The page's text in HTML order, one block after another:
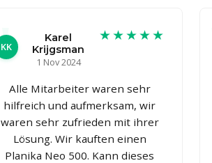
KK
Karel
Krijgsman
1 Nov 2024
★★★★★
Alle Mitarbeiter waren sehr
hilfreich und aufmerksam, wir
waren sehr zufrieden mit ihrer
Lösung. Wir kauften einen
Planika Neo 500. Kann dieses